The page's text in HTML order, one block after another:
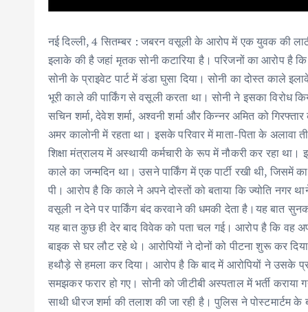
नई दिल्ली, 4 सितम्बर : जबरन वसूली के आरोप में एक युवक की
इलाके की है जहां मृतक सोनी कटारिया है। परिजनों का आरोप है
सोनी के प्राइवेट पार्ट में डंडा घुसा दिया। सोनी का दोस्त काले
भूरी काले की पार्किंग से वसूली करता था। सोनी ने इसका विरोध
सचिन शर्मा, देवेश शर्मा, अश्वनी शर्मा और किन्नर अमित को
अमर कालोनी में रहता था। इसके परिवार में माता-पिता के अलावा
शिक्षा मंत्रालय में अस्थायी कर्मचारी के रूप में नौकरी कर रहा
काले का जन्मदिन था। उसने पार्किंग में एक पार्टी रखी थी, जिसमें
पी। आरोप है कि काले ने अपने दोस्तों को बताया कि ज्योति नगर
वसूली न देने पर पार्किंग बंद करवाने की धमकी देता है।यह बात
यह बात कुछ ही देर बाद विवेक को पता चल गई। आरोप है कि वह
बाइक से घर लौट रहे थे। आरोपियों ने दोनों को पीटना शुरू कर
हथौड़े से हमला कर दिया। आरोप है कि बाद में आरोपियों ने उसके
समझकर फरार हो गए। सोनी को जीटीबी अस्पताल में भर्ती
साथी धीरज शर्मा की तलाश की जा रही है। पुलिस ने पोस्टमार्टम